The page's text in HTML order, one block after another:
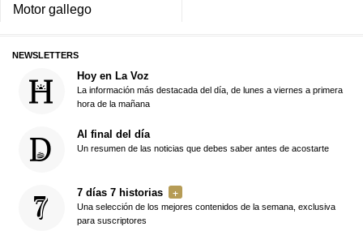
Motor gallego
NEWSLETTERS
Hoy en La Voz
La información más destacada del día, de lunes a viernes a primera
hora de la mañana
Al final del día
Un resumen de las noticias que debes saber antes de acostarte
7 días 7 historias
Una selección de los mejores contenidos de la semana, exclusiva
para suscriptores